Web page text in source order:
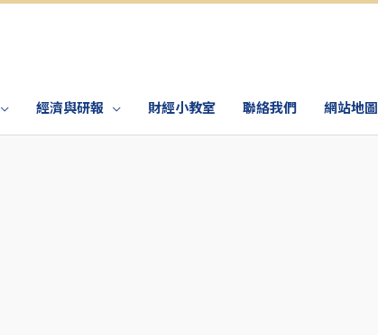
經濟與研報 財經小教室 聯絡我們 網站地圖